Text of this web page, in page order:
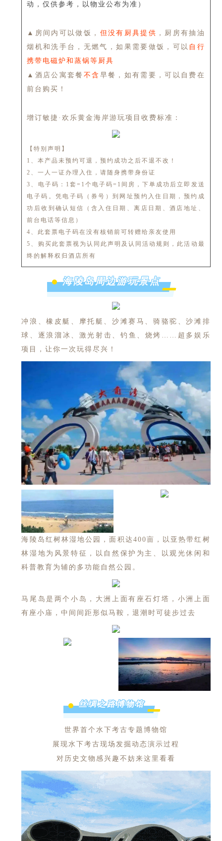
动，仅供参考，以物业公布为准）
▲房间内可以做饭， 但没有厨具提供 ，厨房有抽油
烟机和洗手台，无燃气，如果需要做饭，可以 自行
携带电磁炉和蒸锅等厨具
▲酒店公寓套餐 不含 早餐，如有需要，可以自费在
前台购买！
增订敏捷·欢乐黄金海岸游玩项目收费标准：
【特别声明】
1、本产品未预约可退，预约成功之后不退不改！
2、一人一证办理入住，请随身携带身份证
3、电子码：1套=1个电子码=1间房，下单成功后立即发送
电子码。凭电子码（券号）到网址预约入住日期，预约成
功后收到确认短信（含入住日期、离店日期、酒店地址、
前台电话等信息）
4、此套票电子码在没有核销前可转赠给亲友使用
5、购买此套票视为认同此声明及认同活动规则，此活动最
终的解释权归酒店所有
海陵岛周边游玩景点
冲浪、橡皮艇、摩托艇、沙滩赛马、骑骆驼、沙滩排
球、逐浪溜冰、激光射击、钓鱼、烧烤……超多娱乐
项目，让你一次玩得尽兴！
海陵岛红树林湿地公园，面积达400亩，以亚热带红树
林湿地为风景特征，以自然保护为主、以观光休闲和
科普教育为辅的多功能自然公园。
马尾岛是两个小岛，大洲上面有座石灯塔，小洲上面
有座小庙，中间间距形似马鞍，退潮时可徒步过去
丝绸之路博物馆
世界首个水下考古专题博物馆
展现水下考古现场发掘动态演示过程
对历史文物感兴趣不妨来这里看看